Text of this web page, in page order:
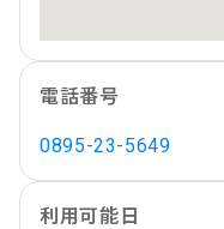
電話番号
0895-23-5649
利用可能日